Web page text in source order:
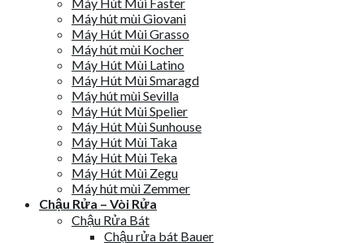
Máy hút mùi Giovani
Máy Hút Mùi Grasso
Máy hút mùi Kocher
Máy Hút Mùi Latino
Máy Hút Mùi Smaragd
Máy hút mùi Sevilla
Máy Hút Mùi Spelier
Máy Hút Mùi Sunhouse
Máy Hút Mùi Taka
Máy Hút Mùi Teka
Máy Hút Mùi Zegu
Máy hút mùi Zemmer
Chậu Rửa – Vòi Rửa
Chậu Rửa Bát
Chậu rửa bát Bauer